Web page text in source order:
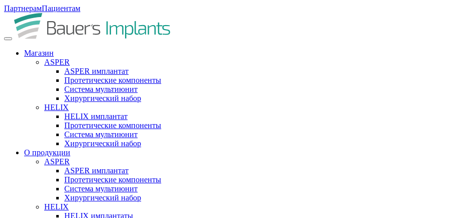
ПартнерамПациентам
Магазин
ASPER
ASPER имплантат
Протетические компоненты
Система мультиюнит
Хирургический набор
HELIX
HELIX имплантат
Протетические компоненты
Система мультиюнит
Хирургический набор
О продукции
ASPER
ASPER имплантат
Протетические компоненты
Система мультиюнит
Хирургический набор
HELIX
HELIX имплантаты